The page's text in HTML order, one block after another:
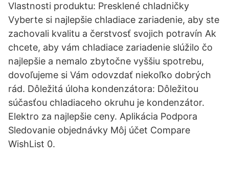
Vlastnosti produktu: Presklené chladničky
Vyberte si najlepšie chladiace zariadenie, aby ste
zachovali kvalitu a čerstvosť svojich potravín Ak
chcete, aby vám chladiace zariadenie slúžilo čo
najlepšie a nemalo zbytočne vyššiu spotrebu,
dovoľujeme si Vám odovzdať niekoľko dobrých
rád. Dôležitá úloha kondenzátora: Dôležitou
súčasťou chladiaceho okruhu je kondenzátor.
Elektro za najlepšie ceny. Aplikácia Podpora
Sledovanie objednávky Môj účet Compare
WishList 0.